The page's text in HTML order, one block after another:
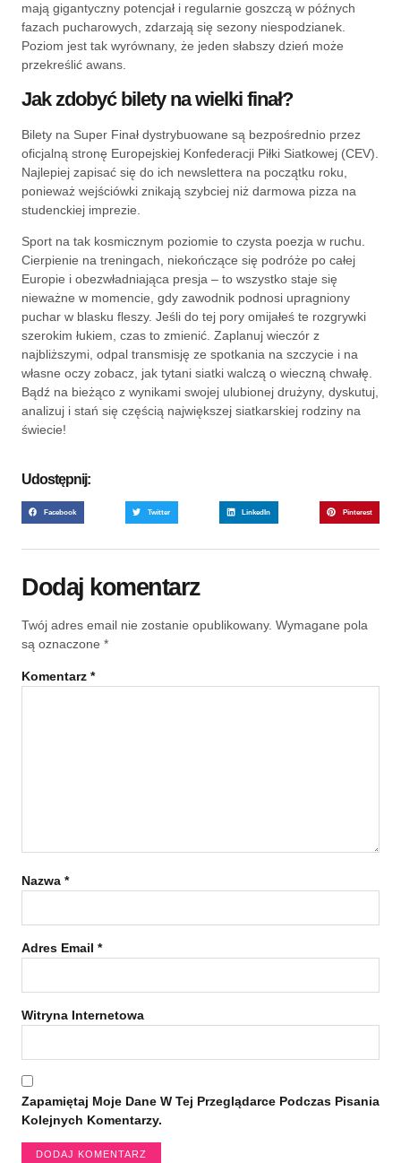
mają gigantyczny potencjał i regularnie goszczą w późnych
fazach pucharowych, zdarzają się sezony niespodzianek.
Poziom jest tak wyrównany, że jeden słabszy dzień może
przekreślić awans.
Jak zdobyć bilety na wielki finał?
Bilety na Super Finał dystrybuowane są bezpośrednio przez
oficjalną stronę Europejskiej Konfederacji Piłki Siatkowej (CEV).
Najlepiej zapisać się do ich newslettera na początku roku,
ponieważ wejściówki znikają szybciej niż darmowa pizza na
studenckiej imprezie.
Sport na tak kosmicznym poziomie to czysta poezja w ruchu.
Cierpienie na treningach, niekończące się podróże po całej
Europie i obezwładniająca presja – to wszystko staje się
nieważne w momencie, gdy zawodnik podnosi upragniony
puchar w blasku fleszy. Jeśli do tej pory omijałeś te rozgrywki
szerokim łukiem, czas to zmienić. Zaplanuj wieczór z
najbliższymi, odpal transmisję ze spotkania na szczycie i na
własne oczy zobacz, jak tytani siatki walczą o wieczną chwałę.
Bądź na bieżąco z wynikami swojej ulubionej drużyny, dyskutuj,
analizuj i stań się częścią największej siatkarskiej rodziny na
świecie!
Udostępnij:
Facebook Twitter LinkedIn Pinterest
Dodaj komentarz
Twój adres email nie zostanie opublikowany. Wymagane pola
są oznaczone *
Komentarz *
Nazwa *
Adres Email *
Witryna Internetowa
Zapamiętaj Moje Dane W Tej Przeglądarce Podczas Pisania
Kolejnych Komentarzy.